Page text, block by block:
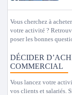
Vous cherchez à
votre activité ?
poser les bonnes
DÉCIDER
COMMERCIAL
Vous lancez votre
vos clients et salariés.